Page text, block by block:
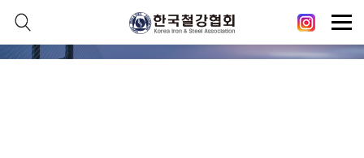
닫기